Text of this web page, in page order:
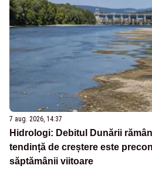
7 aug. 2026, 14:37
Hidrologi: Debitul Dunării
tendință de creștere este
săptămânii viitoare